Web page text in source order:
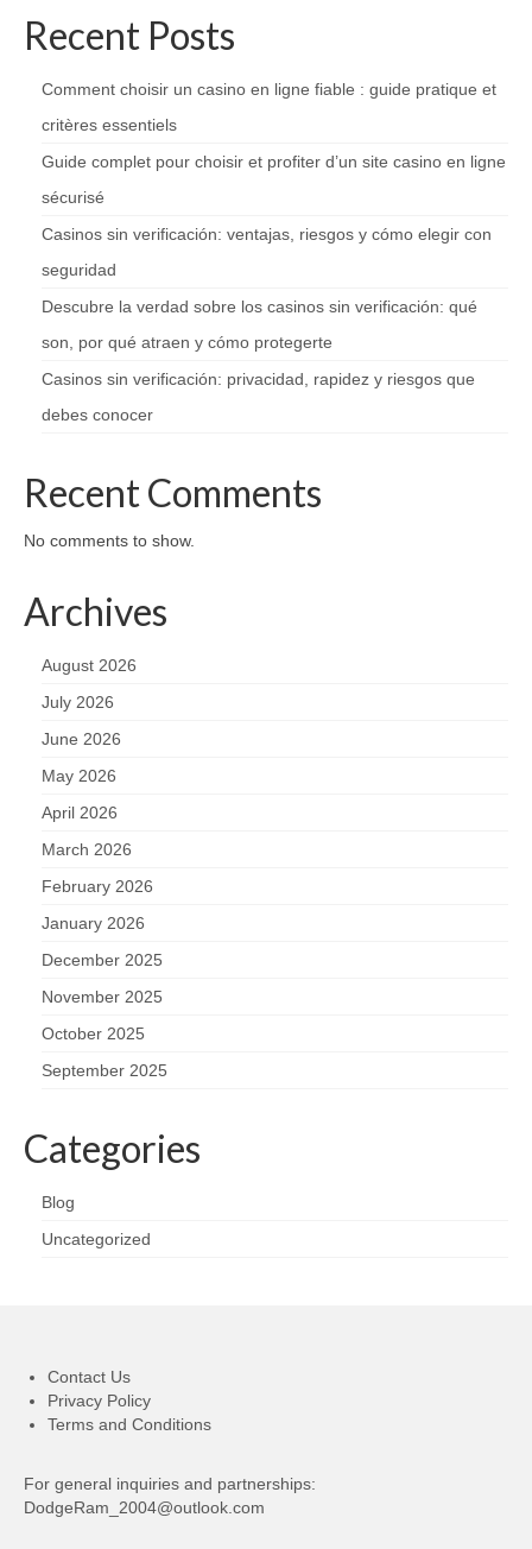
Recent Posts
Comment choisir un casino en ligne fiable : guide pratique et
critères essentiels
Guide complet pour choisir et profiter d’un site casino en ligne
sécurisé
Casinos sin verificación: ventajas, riesgos y cómo elegir con
seguridad
Descubre la verdad sobre los casinos sin verificación: qué
son, por qué atraen y cómo protegerte
Casinos sin verificación: privacidad, rapidez y riesgos que
debes conocer
Recent Comments
No comments to show.
Archives
August 2026
July 2026
June 2026
May 2026
April 2026
March 2026
February 2026
January 2026
December 2025
November 2025
October 2025
September 2025
Categories
Blog
Uncategorized
Contact Us
Privacy Policy
Terms and Conditions
For general inquiries and partnerships:
DodgeRam_2004@outlook.com